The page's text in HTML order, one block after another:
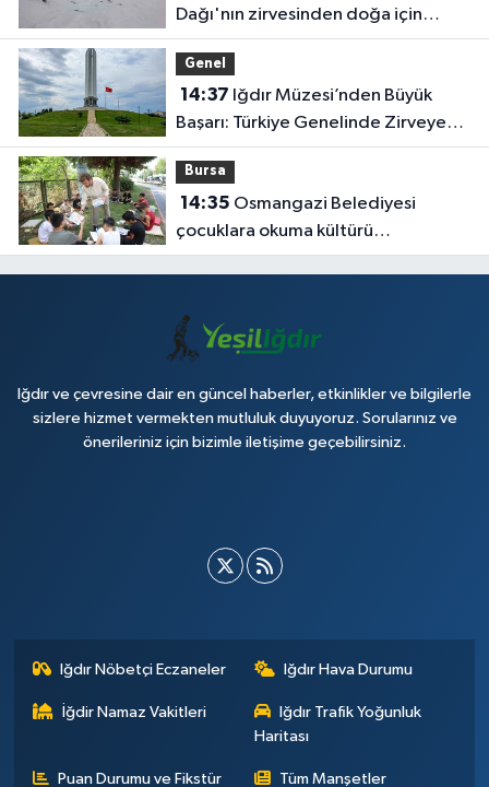
Dağı'nın zirvesinden doğa için
seslendi
Genel
14:37
Başarı: Türkiye Genelinde Zirveye
Yerleşti!
Bursa
14:35
çocuklara okuma kültürü
kazandırıyor
Iğdır ve çevresine dair en güncel haberler, etkinlikler ve bilgilerle
sizlere hizmet vermekten mutluluk duyuyoruz. Sorularınız ve
önerileriniz için bizimle iletişime geçebilirsiniz.
Iğdır Nöbetçi Eczaneler Iğdır Hava Durumu
İğdir Namaz Vakitleri
Iğdır Trafik Yoğunluk
Haritası
Puan Durumu ve Fikstür Tüm Manşetler